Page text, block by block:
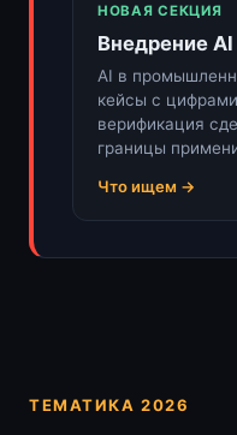
НОВАЯ СЕКЦИЯ
Внедрение AI
AI в
кейсы с
верификация
границы
Что ищем →
ТЕМАТИКА 2026